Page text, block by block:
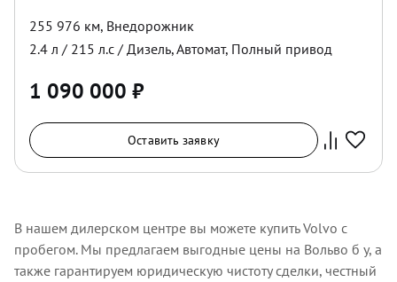
255 976 км, Внедорожник
2.4 л / 215 л.с / Дизель,Автомат, Полный привод
1 090 000 ₽
Оставить заявку
В нашем дилерском центре вы можете купить Volvo с
пробегом. Мы предлагаем выгодные цены на Вольво б у, а
также гарантируем юридическую чистоту сделки, честный